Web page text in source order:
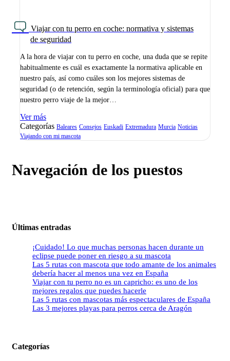
Viajar con tu perro en coche: normativa y sistemas
de seguridad
A la hora de viajar con tu perro en coche, una duda que se repite
habitualmente es cuál es exactamente la normativa aplicable en
nuestro país, así como cuáles son los mejores sistemas de
seguridad (o de retención, según la terminología oficial) para que
nuestro perro viaje de la mejor…
Ver más
Categorías Baleares Consejos Euskadi Extremadura Murcia Noticias
Viajando con mi mascota
Navegación de los puestos
Últimas entradas
¡Cuidado! Lo que muchas personas hacen durante un
eclipse puede poner en riesgo a su mascota
Las 5 rutas con mascota que todo amante de los animales
debería hacer al menos una vez en España
Viajar con tu perro no es un capricho: es uno de los
mejores regalos que puedes hacerle
Las 5 rutas con mascotas más espectaculares de España
Las 3 mejores playas para perros cerca de Aragón
Categorías